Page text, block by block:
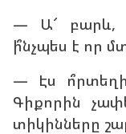
— Ա՜ բարև,
ի՞նչպես է որ
— Էս
Գիքորին
տիկինները